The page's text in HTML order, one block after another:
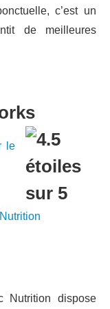
c’est un
de meilleures
le
Nutrition dispose